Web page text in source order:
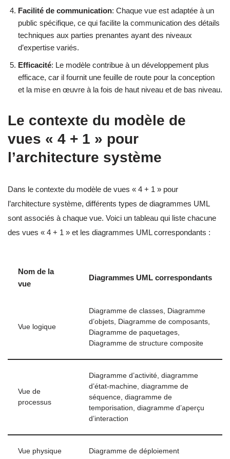
Facilité de communication: Chaque vue est adaptée à un
public spécifique, ce qui facilite la communication des détails
techniques aux parties prenantes ayant des niveaux
d’expertise variés.
Efficacité: Le modèle contribue à un développement plus
efficace, car il fournit une feuille de route pour la conception
et la mise en œuvre à la fois de haut niveau et de bas niveau.
Le contexte du modèle de
vues « 4 + 1 » pour
l’architecture système
Dans le contexte du modèle de vues « 4 + 1 » pour
l’architecture système, différents types de diagrammes UML
sont associés à chaque vue. Voici un tableau qui liste chacune
des vues « 4 + 1 » et les diagrammes UML correspondants :
Nom de la
vue
Diagrammes UML correspondants
Vue logique
Diagramme de classes, Diagramme
d’objets, Diagramme de composants,
Diagramme de paquetages,
Diagramme de structure composite
Vue de
processus
Diagramme d’activité, diagramme
d’état-machine, diagramme de
séquence, diagramme de
temporisation, diagramme d’aperçu
d’interaction
Vue physique Diagramme de déploiement